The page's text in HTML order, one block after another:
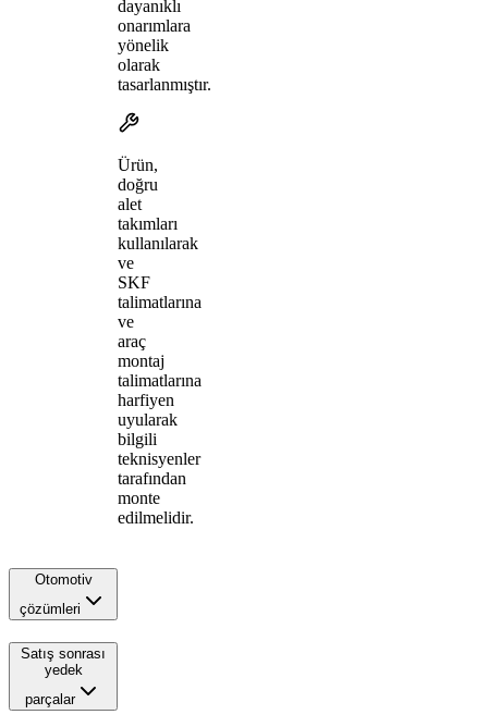
dayanıklı
onarımlara
yönelik
olarak
tasarlanmıştır.
Ürün,
doğru
alet
takımları
kullanılarak
ve
SKF
talimatlarına
ve
araç
montaj
talimatlarına
harfiyen
uyularak
bilgili
teknisyenler
tarafından
monte
edilmelidir.
Otomotiv
çözümleri
Satış sonrası
yedek
parçalar